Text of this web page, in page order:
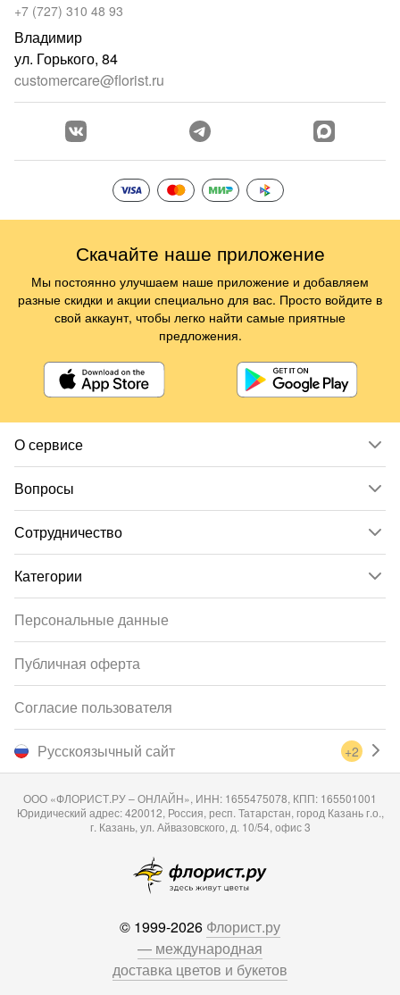
О сервисе
Вопросы
Сотрудничество
Категории
+7 (727) 310 48 93
Владимир
ул. Горького, 84
customercare@florist.ru
Русскоязычный сайт +2
Персональные данные
Публичная оферта
Согласие пользователя
ООО «ФЛОРИСТ.РУ – ОНЛАЙН», ИНН: 1655475078, КПП: 165501001
Юридический адрес: 420012, Россия, респ. Татарстан, город Казань г.о.,
г. Казань, ул. Айвазовского, д. 10/54, офис 3
© 1999-2026 Флорист.ру
— международная
доставка цветов и букетов
Скачайте наше приложение
Мы постоянно улучшаем наше приложение и добавляем
разные скидки и акции специально для вас. Просто войдите в
свой аккаунт, чтобы легко найти самые приятные
предложения.